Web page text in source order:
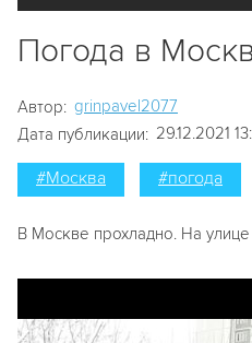
Погода в
Автор: grinpavel2077
Дата публикации: 29.12.2021
#Москва #погода
В Москве прохладно. На